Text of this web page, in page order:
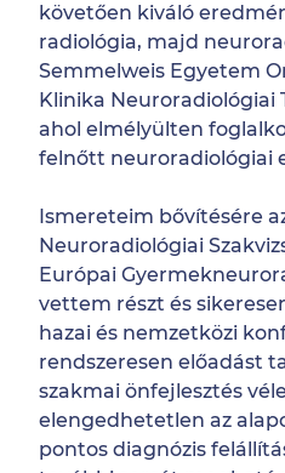
követően kiváló
radiológia, majd
Semmelweis Egyetem
Klinika Neuroradiológiai
ahol elmélyülten
felnőtt neuroradiológiai
Ismereteim bővítésére
Neuroradiológiai
Európai
vettem részt és
hazai és nemzetközi
rendszeresen előadást
szakmai önfejlesztés
elengedhetetlen az
pontos diagnózis